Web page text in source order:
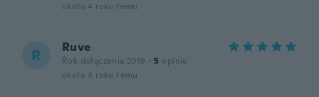
około 4 roku temu
R Ruve
Rok dołączenia 2019 · 5 opinie
około 4 roku temu